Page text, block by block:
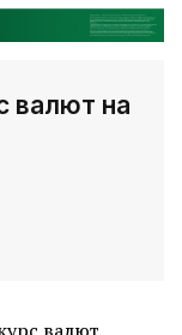
валют на